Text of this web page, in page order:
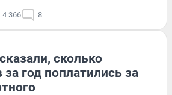
4 366 8
сколько
год поплатились за